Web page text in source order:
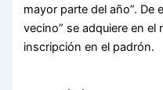
mayor parte del año”. De
vecino” se adquiere en
inscripción en el padrón.